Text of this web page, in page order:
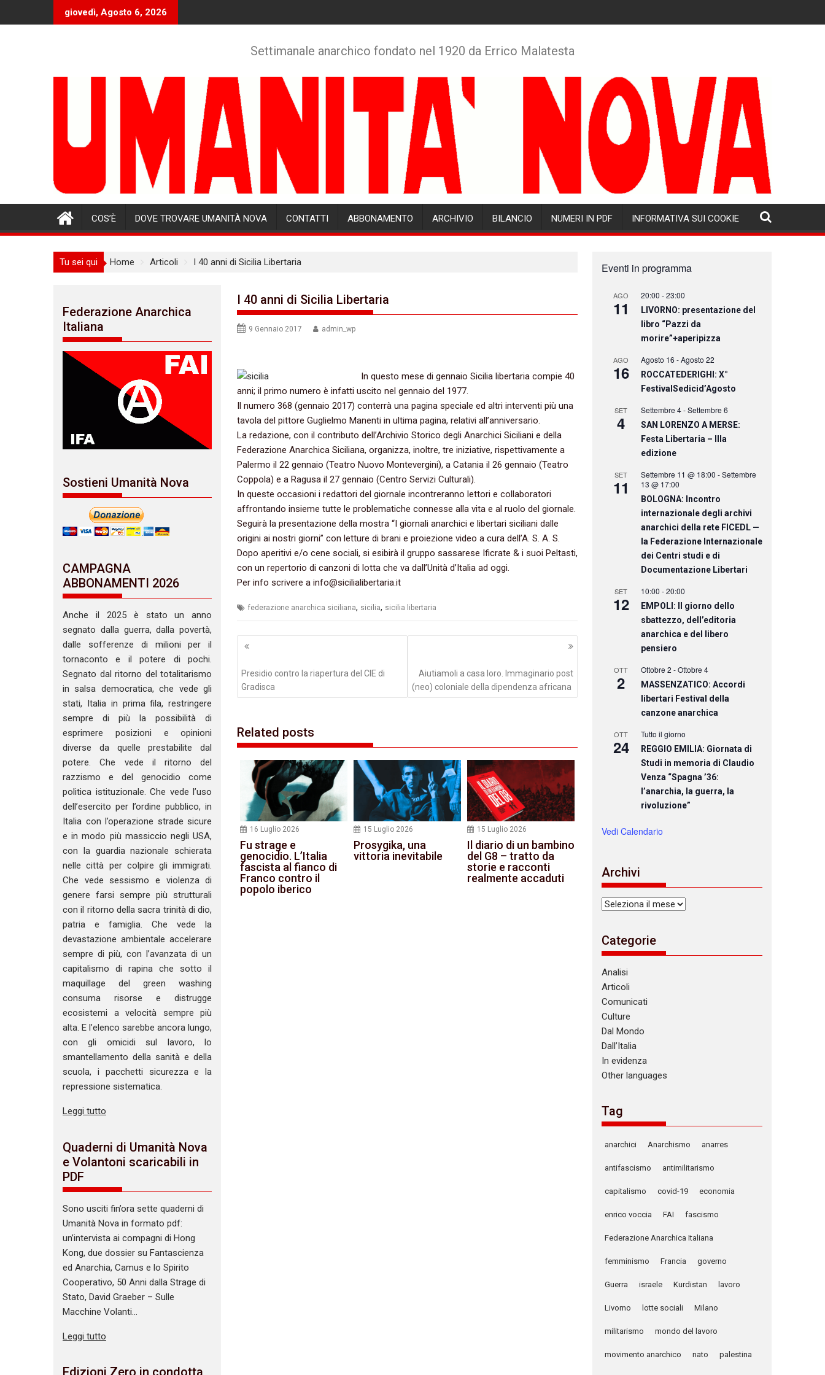
giovedì, Agosto 6, 2026
Settimanale anarchico fondato nel 1920 da Errico Malatesta
COS’È DOVE TROVARE UMANITÀ NOVA CONTATTI ABBONAMENTO ARCHIVIO BILANCIO NUMERI IN PDF INFORMATIVA SUI COOKIE
Tu sei qui Home Articoli I 40 anni di Sicilia Libertaria
I 40 anni di Sicilia Libertaria
9 Gennaio 2017 admin_wp
In questo mese di gennaio Sicilia libertaria compie 40
anni; il primo numero è infatti uscito nel gennaio del 1977.
Il numero 368 (gennaio 2017) conterrà una pagina speciale ed altri interventi più una
tavola del pittore Guglielmo Manenti in ultima pagina, relativi all’anniversario.
La redazione, con il contributo dell’Archivio Storico degli Anarchici Siciliani e della
Federazione Anarchica Siciliana, organizza, inoltre, tre iniziative, rispettivamente a
Palermo il 22 gennaio (Teatro Nuovo Montevergini), a Catania il 26 gennaio (Teatro
Coppola) e a Ragusa il 27 gennaio (Centro Servizi Culturali).
In queste occasioni i redattori del giornale incontreranno lettori e collaboratori
affrontando insieme tutte le problematiche connesse alla vita e al ruolo del giornale.
Seguirà la presentazione della mostra “I giornali anarchici e libertari siciliani dalle
origini ai nostri giorni” con letture di brani e proiezione video a cura dell’A. S. A. S.
Dopo aperitivi e/o cene sociali, si esibirà il gruppo sassarese Ificrate & i suoi Peltasti,
con un repertorio di canzoni di lotta che va dall’Unità d’Italia ad oggi.
Per info scrivere a info@sicilialibertaria.it
federazione anarchica siciliana, sicilia, sicilia libertaria
Navigazione
Presidio contro la riapertura del CIE di
Gradisca
Aiutiamoli a casa loro. Immaginario post
(neo) coloniale della dipendenza africana
Related posts
16 Luglio 2026
Fu strage e
genocidio. L’Italia
fascista al fianco di
Franco contro il
popolo iberico
15 Luglio 2026
Prosygika, una
vittoria inevitabile
15 Luglio 2026
Il diario di un bambino
del G8 – tratto da
storie e racconti
realmente accaduti
Federazione Anarchica
Italiana
Sostieni Umanità Nova
CAMPAGNA
ABBONAMENTI 2026
Anche il 2025 è stato un anno
segnato dalla guerra, dalla povertà,
dalle sofferenze di milioni per il
tornaconto e il potere di pochi.
Segnato dal ritorno del totalitarismo
in salsa democratica, che vede gli
stati, Italia in prima fila, restringere
sempre di più la possibilità di
esprimere posizioni e opinioni
diverse da quelle prestabilite dal
potere. Che vede il ritorno del
razzismo e del genocidio come
politica istituzionale. Che vede l’uso
dell’esercito per l’ordine pubblico, in
Italia con l’operazione strade sicure
e in modo più massiccio negli USA,
con la guardia nazionale schierata
nelle città per colpire gli immigrati.
Che vede sessismo e violenza di
genere farsi sempre più strutturali
con il ritorno della sacra trinità di dio,
patria e famiglia. Che vede la
devastazione ambientale accelerare
sempre di più, con l’avanzata di un
capitalismo di rapina che sotto il
maquillage del green washing
consuma risorse e distrugge
ecosistemi a velocità sempre più
alta. E l’elenco sarebbe ancora lungo,
con gli omicidi sul lavoro, lo
smantellamento della sanità e della
scuola, i pacchetti sicurezza e la
repressione sistematica.
Leggi tutto
Quaderni di Umanità Nova
e Volantoni scaricabili in
PDF
Sono usciti fin’ora sette quaderni di
Umanità Nova in formato pdf:
un’intervista ai compagni di Hong
Kong, due dossier su Fantascienza
ed Anarchia, Camus e lo Spirito
Cooperativo, 50 Anni dalla Strage di
Stato, David Graeber – Sulle
Macchine Volanti…
Leggi tutto
Eventi in programma
AGO
11
20:00 -23:00
LIVORNO: presentazione del
libro “Pazzi da
morire”+aperipizza
AGO
16
Agosto 16 -Agosto 22
ROCCATEDERIGHI: X°
FestivalSedicid’Agosto
SET
4
Settembre 4-Settembre 6
SAN LORENZO A MERSE:
Festa Libertaria – IIIa
edizione
SET
11
Settembre 11 @ 18:00 -Settembre
13 @ 17:00
BOLOGNA: Incontro
internazionale degli archivi
anarchici della rete FICEDL —
la Federazione Internazionale
dei Centri studi e di
Documentazione Libertari
SET
12
10:00 -20:00
EMPOLI: Il giorno dello
sbattezzo, dell’editoria
anarchica e del libero
pensiero
OTT
2
Ottobre 2 -Ottobre 4
MASSENZATICO: Accordi
libertari Festival della
canzone anarchica
OTT
24
Tutto il giorno
REGGIO EMILIA: Giornata di
Studi in memoria di Claudio
Venza “Spagna ’36:
l’anarchia, la guerra, la
rivoluzione”
Vedi Calendario
Archivi
Archivi
Categorie
Analisi
Articoli
Comunicati
Culture
Dal Mondo
Dall’Italia
In evidenza
Other languages
Tag
anarchici Anarchismo anarres
antifascismo antimilitarismo
capitalismo covid-19 economia
enrico voccia FAI fascismo
Federazione Anarchica Italiana
femminismo Francia governo
Guerra israele Kurdistan lavoro
Livorno lotte sociali Milano
militarismo mondo del lavoro
movimento anarchico nato palestina